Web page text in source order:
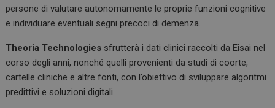
persone di valutare autonomamente le proprie funzioni cognitive
e individuare eventuali segni precoci di demenza.
Theoria Technologies sfrutterà i dati clinici raccolti da Eisai nel
corso degli anni, nonché quelli provenienti da studi di coorte,
cartelle cliniche e altre fonti, con l’obiettivo di sviluppare algoritmi
predittivi e soluzioni digitali.